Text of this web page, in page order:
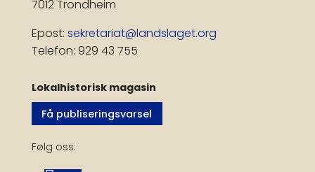
7012 Trondheim
Epost: sekretariat@landslaget.org
Telefon: 929 43 755
Lokalhistorisk magasin
Få publiseringsvarsel
Følg oss: